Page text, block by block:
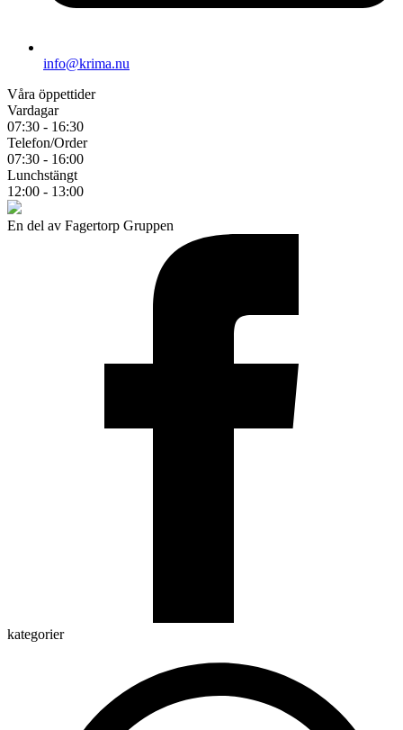
info@krima.nu
Våra öppettider
Vardagar
07:30 - 16:30
Telefon/Order
07:30 - 16:00
Lunchstängt
12:00 - 13:00
En del av Fagertorp Gruppen
kategorier